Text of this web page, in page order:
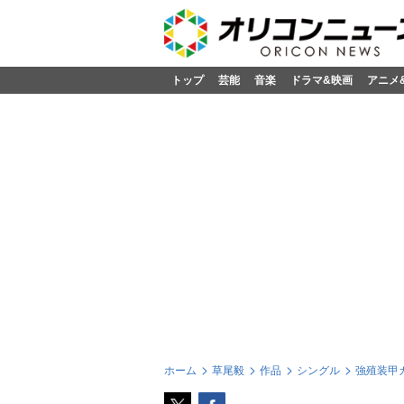
トップ 芸能 音楽 ドラマ&映画 アニメ
ホーム 草尾毅 作品 シングル 強殖装甲